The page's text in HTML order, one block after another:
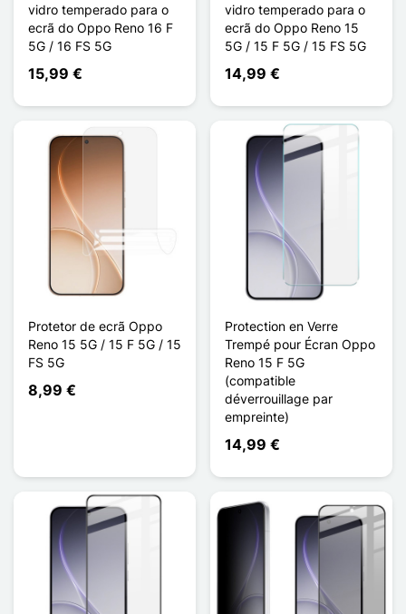
vidro temperado para o
ecrã do Oppo Reno 16 F
5G / 16 FS 5G
15,99 €
vidro temperado para o
ecrã do Oppo Reno 15
5G / 15 F 5G / 15 FS 5G
14,99 €
Protetor de ecrã Oppo
Reno 15 5G / 15 F 5G / 15
FS 5G
8,99 €
Protection en Verre
Trempé pour Écran Oppo
Reno 15 F 5G
(compatible
déverrouillage par
empreinte)
14,99 €